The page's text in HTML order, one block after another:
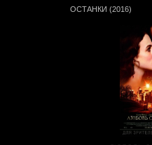
ОСТАНКИ (2016)